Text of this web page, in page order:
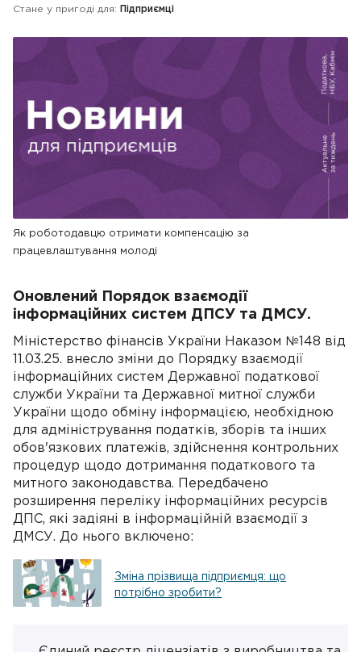
Стане у пригоді для: Підприємці
Як роботодавцю отримати компенсацію за
працевлаштування молоді
Оновлений Порядок взаємодії
інформаційних систем ДПСУ та ДМСУ.
Міністерство фінансів України Наказом №148 від
11.03.25. внесло зміни до Порядку взаємодії
інформаційних систем Державної податкової
служби України та Державної митної служби
України щодо обміну інформацією, необхідною
для адміністрування податків, зборів та інших
обов'язкових платежів, здійснення контрольних
процедур щодо дотримання податкового та
митного законодавства. Передбачено
розширення переліку інформаційних ресурсів
ДПС, які задіяні в інформаційній взаємодії з
ДМСУ. До нього включено:
Зміна прізвища підприємця: що
потрібно зробити?